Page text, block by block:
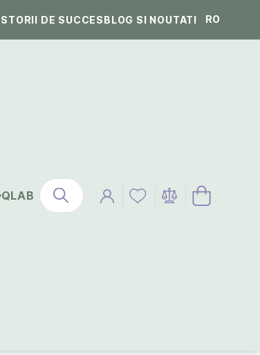
DE SUCCESBLOG SI NOUTATI RO
QLAB